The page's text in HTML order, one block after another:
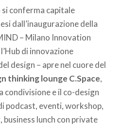
conferma capitale
dall’inaugurazione della
– Milano Innovation
l’Hub di innovazione
design – apre nel cuore del
thinking lounge C.Space,
condivisione e il co-design
podcast, eventi, workshop,
business lunch con private